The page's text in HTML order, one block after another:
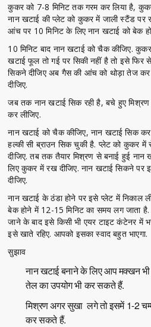
कुकर को 7-8 मिनिट तक गरम कर लिया है,
नान खटाई की प्लेट को कुकर में जाली स्टैंड
आंच पर 10 मिनिट के लिए नान खटाई को बेक
10 मिनिट बाद नान खटाई को चैक कीजिए.
खटाई फूल तो गई पर सिकी नहीं है तो इसे फिर
सिकने दीजिए अब गैस की आंच को थोड़ा तेज
दीजिए.
जब तक नान खटाई सिक रही है, बचे हुए
कर लीजिए.
नान खटाई को चैक कीजिए, नान खटाई सिक
हल्की सी ब्राउन सिक चुकी है. प्लेट को कुकर में
दीजिए. तब तक तैयार मिश्रण से बनाई हुई नान
लिए कुकर में रख दीजिए. नान खटाई सिकने पर
दीजिए.
नान खटाई के ठंडा होने पर इसे प्लेट में निकाल
बेक होने में 12-15 मिनिट का समय लग जाता
जाने के बाद इसे किसी भी एयर टाइट कंटेनर में
इसे खाते रहिए. आपको इसका स्वाद बहुत भाएगा.
सुझाव
नान खटाई बनाने के लिए आप मक्खन
तेल का उपयोग भी कर सकते हैं.
मिश्रण अगर सुखा लगे तो इसमें 1-2
कर सकते हैं.